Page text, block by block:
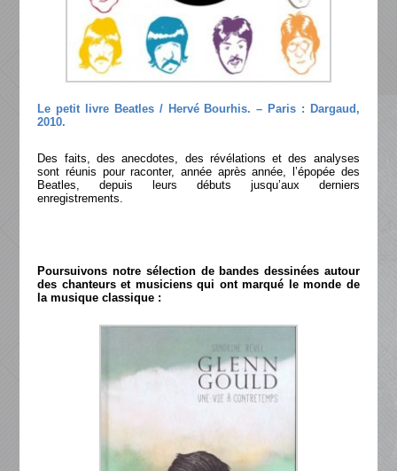
Le petit livre Beatles / Hervé Bourhis. – Paris : Dargaud,
2010.
Des faits, des anecdotes, des révélations et des analyses
sont réunis pour raconter, année après année, l’épopée des
Beatles, depuis leurs débuts jusqu’aux derniers
enregistrements.
Poursuivons notre sélection de bandes dessinées autour
des chanteurs et musiciens qui ont marqué le monde de
la musique classique :